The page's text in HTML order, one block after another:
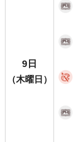
9日
（木曜日）